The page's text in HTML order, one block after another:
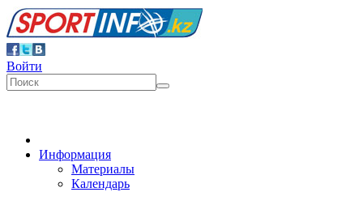
Войти
Информация
Материалы
Календарь